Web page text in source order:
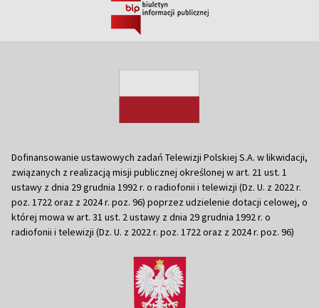
Dofinansowanie ustawowych zadań Telewizji Polskiej S.A. w likwidacji,
związanych z realizacją misji publicznej określonej w art. 21 ust. 1
ustawy z dnia 29 grudnia 1992 r. o radiofonii i telewizji (Dz. U. z 2022 r.
poz. 1722 oraz z 2024 r. poz. 96) poprzez udzielenie dotacji celowej, o
której mowa w art. 31 ust. 2 ustawy z dnia 29 grudnia 1992 r. o
radiofonii i telewizji (Dz. U. z 2022 r. poz. 1722 oraz z 2024 r. poz. 96)